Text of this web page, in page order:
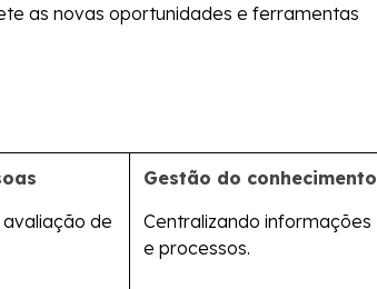
as novas oportunidades e ferramentas
de
Gestão do conhecimento
Centralizando informações
e processos.